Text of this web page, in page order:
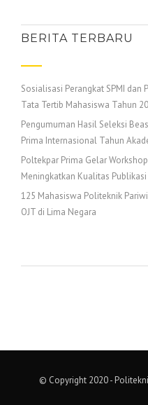
BERITA TERBARU
Sosialisasi Perangkat SPMI dan
Tata Tertib Mahasiswa Tahun
Pengumuman Hasil Seleksi
Prima Internasional Tahun
Poltekpar Prima Gelar
Meningkatkan Kualitas
125 Mahasiswa Politeknik
OJT di Lima Negara
© Copyright 2020 -